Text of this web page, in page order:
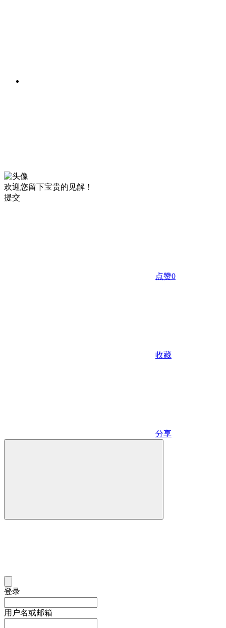
欢迎您留下宝贵的见解！
提交
点赞0
收藏
分享
登录
用户名或邮箱